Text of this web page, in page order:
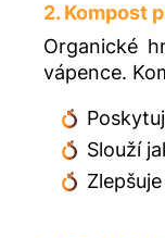
2. Kompost
Organické
vápence.
Slouží